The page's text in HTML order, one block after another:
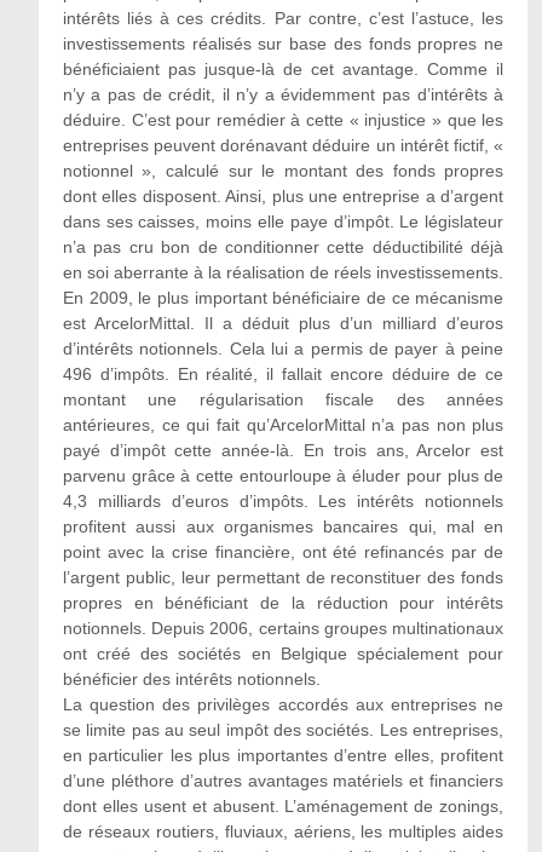
intérêts liés à ces crédits. Par contre, c’est l’astuce, les
investissements réalisés sur base des fonds propres ne
bénéficiaient pas jusque-là de cet avantage. Comme il
n’y a pas de crédit, il n’y a évidemment pas d’intérêts à
déduire. C’est pour remédier à cette « injustice » que les
entreprises peuvent dorénavant déduire un intérêt fictif, «
notionnel », calculé sur le montant des fonds propres
dont elles disposent. Ainsi, plus une entreprise a d’argent
dans ses caisses, moins elle paye d’impôt. Le législateur
n’a pas cru bon de conditionner cette déductibilité déjà
en soi aberrante à la réalisation de réels investissements.
En 2009, le plus important bénéficiaire de ce mécanisme
est ArcelorMittal. Il a déduit plus d’un milliard d’euros
d’intérêts notionnels. Cela lui a permis de payer à peine
496 d’impôts. En réalité, il fallait encore déduire de ce
montant une régularisation fiscale des années
antérieures, ce qui fait qu’ArcelorMittal n’a pas non plus
payé d’impôt cette année-là. En trois ans, Arcelor est
parvenu grâce à cette entourloupe à éluder pour plus de
4,3 milliards d’euros d’impôts. Les intérêts notionnels
profitent aussi aux organismes bancaires qui, mal en
point avec la crise financière, ont été refinancés par de
l’argent public, leur permettant de reconstituer des fonds
propres en bénéficiant de la réduction pour intérêts
notionnels. Depuis 2006, certains groupes multinationaux
ont créé des sociétés en Belgique spécialement pour
bénéficier des intérêts notionnels.
La question des privilèges accordés aux entreprises ne
se limite pas au seul impôt des sociétés. Les entreprises,
en particulier les plus importantes d’entre elles, profitent
d’une pléthore d’autres avantages matériels et financiers
dont elles usent et abusent. L’aménagement de zonings,
de réseaux routiers, fluviaux, aériens, les multiples aides